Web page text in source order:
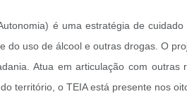
é uma estratégia de
uso de álcool e outras drogas. O
Atua em articulação com
território, o TEIA está presente nos